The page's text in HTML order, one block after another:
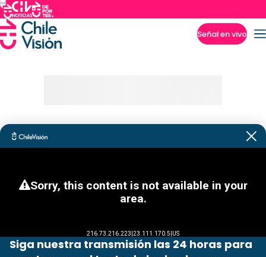
Señal en vivo
Siga nuestra transmisión las 24 horas para